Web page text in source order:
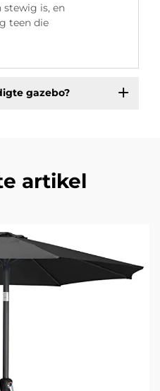
stewig is, en
teen die
gazebo?
artikel